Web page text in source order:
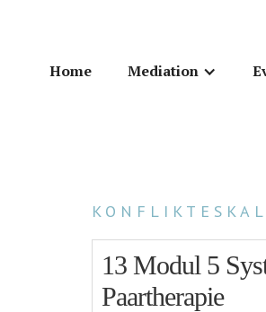
Home Mediation
13 Modul 5
Paartherapie